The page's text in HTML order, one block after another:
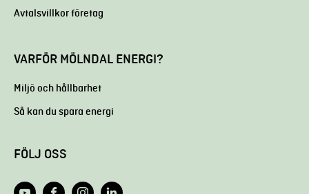
Avtalsvillkor företag
VARFÖR MÖLNDAL ENERGI?
Miljö och hållbarhet
Så kan du spara energi
FÖLJ OSS